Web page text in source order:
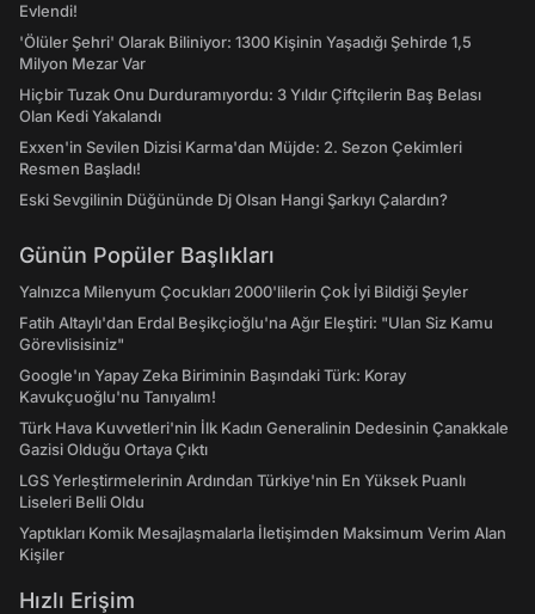
Evlendi!
'Ölüler Şehri' Olarak Biliniyor: 1300 Kişinin Yaşadığı Şehirde 1,5
Milyon Mezar Var
Hiçbir Tuzak Onu Durduramıyordu: 3 Yıldır Çiftçilerin Baş Belası
Olan Kedi Yakalandı
Exxen'in Sevilen Dizisi Karma'dan Müjde: 2. Sezon Çekimleri
Resmen Başladı!
Eski Sevgilinin Düğününde Dj Olsan Hangi Şarkıyı Çalardın?
Günün Popüler Başlıkları
Yalnızca Milenyum Çocukları 2000'lilerin Çok İyi Bildiği Şeyler
Fatih Altaylı'dan Erdal Beşikçioğlu'na Ağır Eleştiri: "Ulan Siz Kamu
Görevlisisiniz"
Google'ın Yapay Zeka Biriminin Başındaki Türk: Koray
Kavukçuoğlu'nu Tanıyalım!
Türk Hava Kuvvetleri'nin İlk Kadın Generalinin Dedesinin Çanakkale
Gazisi Olduğu Ortaya Çıktı
LGS Yerleştirmelerinin Ardından Türkiye'nin En Yüksek Puanlı
Liseleri Belli Oldu
Yaptıkları Komik Mesajlaşmalarla İletişimden Maksimum Verim Alan
Kişiler
Hızlı Erişim